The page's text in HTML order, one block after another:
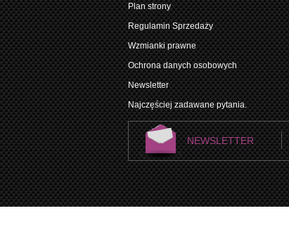
Plan strony
Regulamin Sprzedaży
Wzmianki prawne
Ochrona danych osobowych
Newsletter
Najczęściej zadawane pytania.
NEWSLETTER